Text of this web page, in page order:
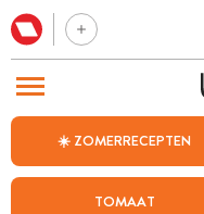
☀️ ZOMERRECEPTEN
TOMAAT
BEZOEK ONZE ANDERE WEBSITES